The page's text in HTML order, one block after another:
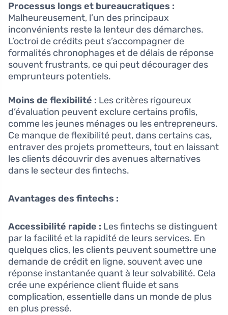
Processus longs et bureaucratiques :
Malheureusement, l’un des principaux
inconvénients reste la lenteur des démarches.
L’octroi de crédits peut s’accompagner de
formalités chronophages et de délais de réponse
souvent frustrants, ce qui peut décourager des
emprunteurs potentiels.
Moins de flexibilité : Les critères rigoureux
d’évaluation peuvent exclure certains profils,
comme les jeunes ménages ou les entrepreneurs.
Ce manque de flexibilité peut, dans certains cas,
entraver des projets prometteurs, tout en laissant
les clients découvrir des avenues alternatives
dans le secteur des fintechs.
Avantages des fintechs :
Accessibilité rapide : Les fintechs se distinguent
par la facilité et la rapidité de leurs services. En
quelques clics, les clients peuvent soumettre une
demande de crédit en ligne, souvent avec une
réponse instantanée quant à leur solvabilité. Cela
crée une expérience client fluide et sans
complication, essentielle dans un monde de plus
en plus pressé.